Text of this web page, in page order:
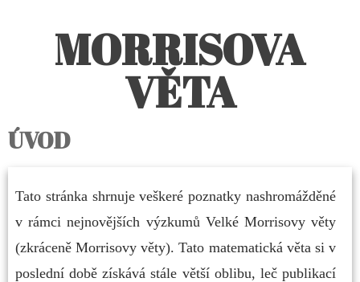
MORRISOVA
VĚTA
ÚVOD
Tato stránka shrnuje veškeré poznatky nashromážděné
v rámci nejnovějších výzkumů Velké Morrisovy věty
(zkráceně Morrisovy věty). Tato matematická věta si v
poslední době získává stále větší oblibu, leč publikací